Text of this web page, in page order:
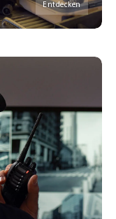
Entdecken